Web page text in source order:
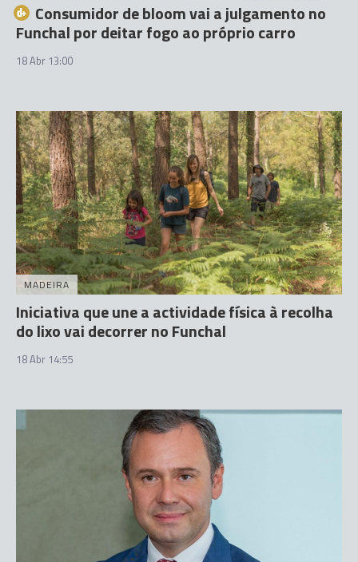
Consumidor de bloom vai a julgamento no
Funchal por deitar fogo ao próprio carro
18 Abr 13:00
MADEIRA
Iniciativa que une a actividade física à recolha
do lixo vai decorrer no Funchal
18 Abr 14:55